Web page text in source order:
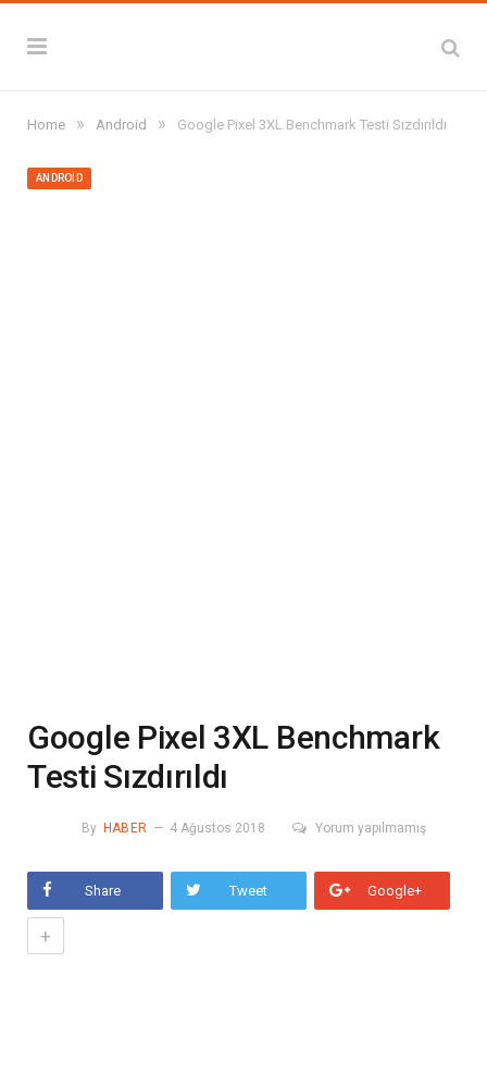
Home » Android » Google Pixel 3XL Benchmark Testi Sızdırıldı
ANDROID
Google Pixel 3XL Benchmark
Testi Sızdırıldı
By HABER 4 Ağustos 2018 Yorum yapılmamış
Share Tweet Google+
+